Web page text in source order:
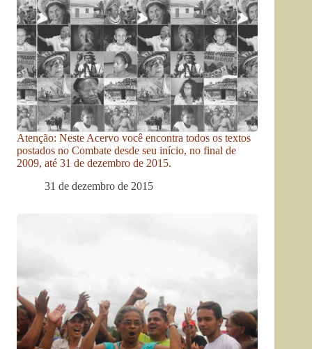
Atenção: Neste Acervo você encontra todos os textos
postados no Combate desde seu início, no final de
2009, até 31 de dezembro de 2015.
31 de dezembro de 2015